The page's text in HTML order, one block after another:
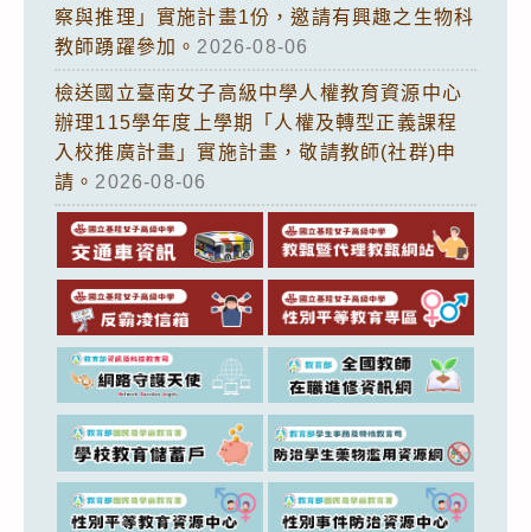
察與推理」實施計畫1份，邀請有興趣之生物科
教師踴躍參加。 2026-08-06
檢送國立臺南女子高級中學人權教育資源中心
辦理115學年度上學期「人權及轉型正義課程
入校推廣計畫」實施計畫，敬請教師(社群)申
請。 2026-08-06